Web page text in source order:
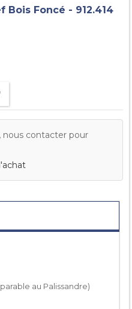
Bois Foncé - 912.414
nous contacter pour
au Palissandre)